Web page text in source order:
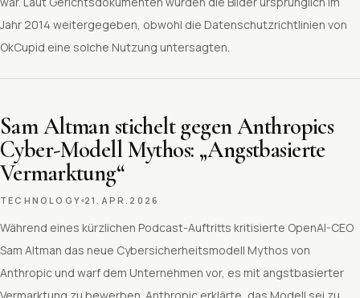
Jahr 2014 weitergegeben, obwohl die Datenschutzrichtlinien von
OkCupid eine solche Nutzung untersagten.
Sam Altman stichelt gegen Anthropics
Cyber-Modell Mythos: „Angstbasierte
Vermarktung“
TECHNOLOGY 21.APR.2026
Während eines kürzlichen Podcast-Auftritts kritisierte OpenAI-CEO
Sam Altman das neue Cybersicherheitsmodell Mythos von
Anthropic und warf dem Unternehmen vor, es mit angstbasierter